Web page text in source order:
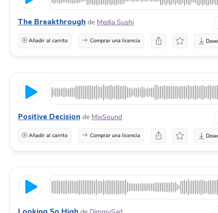
The Breakthrough de Media Sushi
Añadir al carrito Comprar una licencia
Positive Decision de MixSound
Añadir al carrito Comprar una licencia